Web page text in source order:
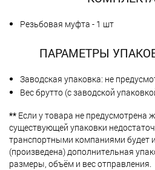
Резьбовая муфта - 1 шт
ПАРАМЕТРЫ
Заводская упаковка: не
Вес брутто (с заводской
** Если у товара не предусмотрена
существующей упаковки
транспортными компаниями будет
(произведена) дополнительная
размеры, объём и вес отправления.